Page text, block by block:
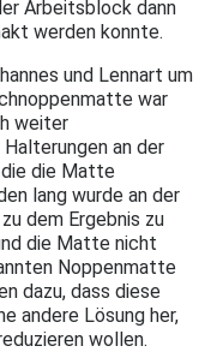
Arbeitsblock dann
werden konnte.
und Lennart um
war
weiter
an der
die Matte
lang wurde an der
dem Ergebnis zu
die Matte nicht
Noppenmatte
dazu, dass diese
andere Lösung her,
wollen.